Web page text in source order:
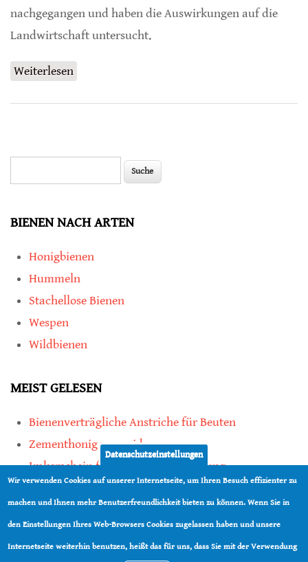
nachgegangen und haben die Auswirkungen auf die
Landwirtschaft untersucht.
Weiterlesen
BIENEN NACH ARTEN
Honigbienen
Hummeln
Stachellose Bienen
Wespen
Wildbienen
MEIST GELESEN
Bienenverträgliche Anstriche für Beuten
Zementhonig vermeiden
Imkerschein für Honigbienen-Haltung
Kauf von Mittelwänden ist Vertrauenssache
Datenschutzeinstellungen
Wir verwenden Cookies auf unserer Internetseite, um Ihren Besuch effizienter zu
machen und Ihnen mehr Benutzerfreundlichkeit bieten zu können. Wenn Sie in
den Einstellungen Ihres Web-Browsers Cookies zugelassen haben und unsere
Internetseite weiterhin benutzen, heißt das für uns, dass Sie mit der Verwendung